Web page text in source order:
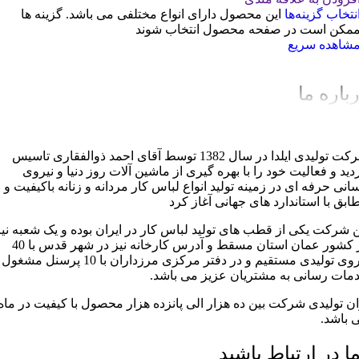
گزینه‌ها این محصول دارای انواع مختلفی می باشد. گزینه ها
است در صفحه محصول انتخاب شوند
سریع
ما
شرکت تولیدی ایلدا در سال 1382 توسط آقای احمد ذوالفقاری تاسیس
و فعالیت خود را با بهره گیری از ماشین آلات روز دنیا و نیروی
حرفه ای در زمینه تولید انواع لباس کار مردانه و زنانه باکیفیت و
با استاندارد های جهانی آغاز کرد
شرکت یکی از قطب های تولید لباس کار در ایران بوده و یک شعبه
در کشور عمان استان مسقط و آدرس کارخانه نیز در شهر قدس با 40
نیروی تولیدی مستقیم و در دفتر مرکزی مرزداران با 10 پرسنل مشغول
رسانی به مشتریان عزیز می باشد.
تولیدی شرکت بین ده هزار الی پانزده هزار محصول با کیفیت در
باشد.
در ارتباط باشید